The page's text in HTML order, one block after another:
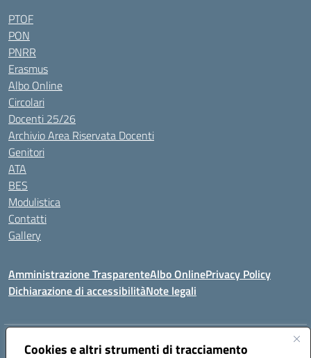
Cookies e altri strumenti di tracciamento
PTOF
PON
PNRR
Erasmus
Albo Online
Circolari
Docenti 25/26
Archivio Area Riservata Docenti
Genitori
ATA
BES
Modulistica
Contatti
Gallery
Amministrazione TrasparenteAlbo OnlinePrivacy Policy
Dichiarazione di accessibilitàNote legali
Indirizzo:Via Coniugi Crigna – Cap. 89861 – Tropea (VV)